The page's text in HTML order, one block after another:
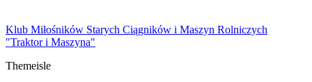
Klub Miłośników Starych Ciągników i Maszyn Rolniczych
"Traktor i Maszyna"
Themeisle